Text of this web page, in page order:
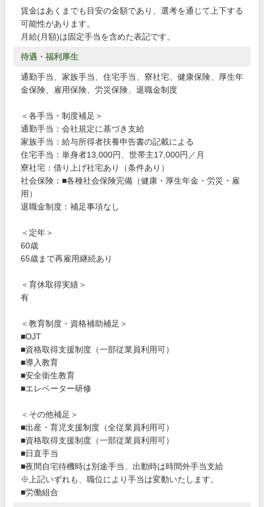
賃金はあくまでも目安の金額であり、選考を通じて上下する
可能性があります。
月給(月額)は固定手当を含めた表記です。
待遇・福利厚生
通勤手当、家族手当、住宅手当、寮社宅、健康保険、厚生年
金保険、雇用保険、労災保険、退職金制度
＜各手当・制度補足＞
通勤手当：会社規定に基づき支給
家族手当：給与所得者扶養申告書の記載による
住宅手当：単身者13,000円、世帯主17,000円／月
寮社宅：借り上げ社宅あり（条件あり）
社会保険：■各種社会保険完備（健康・厚生年金・労災・雇
用）
退職金制度：補足事項なし
＜定年＞
60歳
65歳まで再雇用継続あり
＜育休取得実績＞
有
＜教育制度・資格補助補足＞
■OJT
■資格取得支援制度（一部従業員利用可）
■導入教育
■安全衛生教育
■エレベーター研修
＜その他補足＞
■出産・育児支援制度（全従業員利用可）
■資格取得支援制度（一部従業員利用可）
■日直手当
■夜間自宅待機時は別途手当、出動時は時間外手当支給
※上記いずれも、職位により手当は変動いたします。
■労働組合